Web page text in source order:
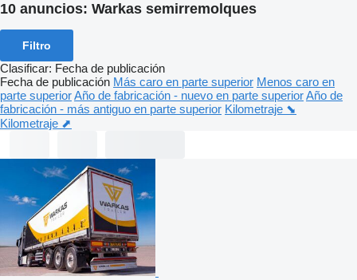
10 anuncios: Warkas semirremolques
Filtro
Clasificar: Fecha de publicación
Fecha de publicación Más caro en parte superior Menos caro en
parte superiorAño de fabricación - nuevo en parte superiorAño de
fabricación - más antiguo en parte superior Kilometraje ⬊
Kilometraje ⬈